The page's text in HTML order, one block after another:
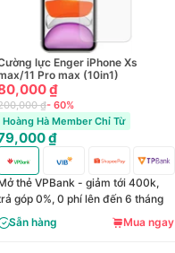
lực Enger iPhone Xs
11 Pro max (10in1)
₫
₫- 60%
Hoàng Hà Member Chỉ Từ
₫
thẻ VPBank - giảm tới 400k,
góp 0%, 0 phí lên đến 6 tháng
Sẵn hàng
Mua ngay